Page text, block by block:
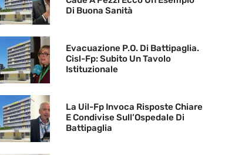
Di Buona Sanità
Evacuazione P.O. Di Battipaglia.
Cisl-Fp: Subito Un Tavolo
Istituzionale
La Uil-Fp Invoca Risposte Chiare
E Condivise Sull’Ospedale Di
Battipaglia